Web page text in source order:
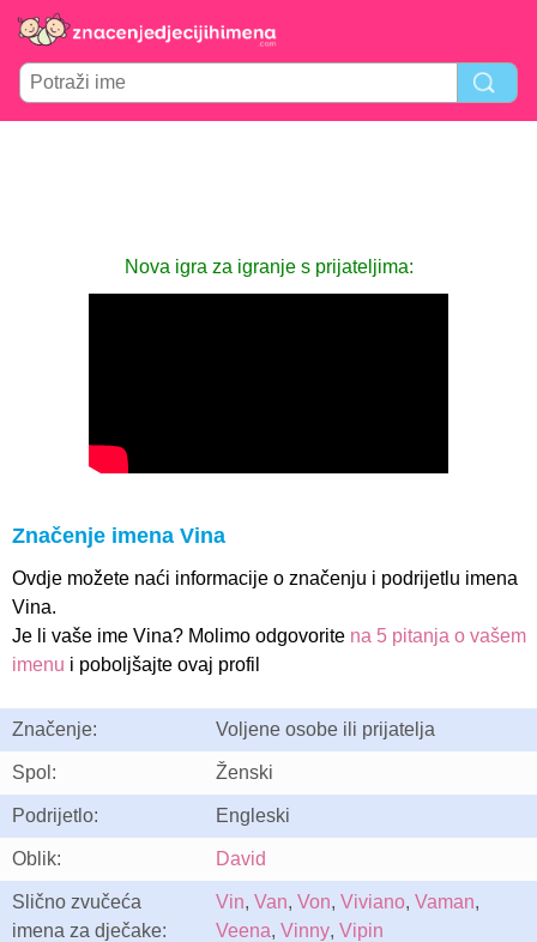
Nova igra za igranje s prijateljima:
Značenje imena Vina
Ovdje možete naći informacije o značenju i podrijetlu imena
Vina.
Je li vaše ime Vina? Molimo odgovorite na 5 pitanja o vašem
imenu i poboljšajte ovaj profil
Značenje: Voljene osobe ili prijatelja
Spol: Ženski
Podrijetlo: Engleski
Oblik: David
Slično zvučeća
imena za dječake:
Vin, Van, Von, Viviano, Vaman,
Veena, Vinny, Vipin